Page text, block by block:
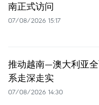
南正式访问
07/08/2026 15:17
推动越南—澳大利亚
系走深走实
07/08/2026 14:30